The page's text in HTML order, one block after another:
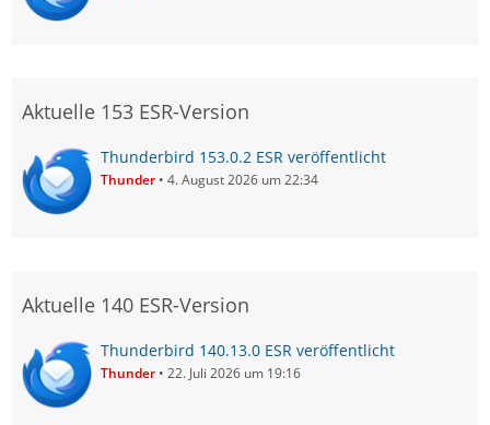
Aktuelle 153 ESR-Version
Thunderbird 153.0.2 ESR veröffentlicht
Thunder 4. August 2026 um 22:34
Aktuelle 140 ESR-Version
Thunderbird 140.13.0 ESR veröffentlicht
Thunder 22. Juli 2026 um 19:16